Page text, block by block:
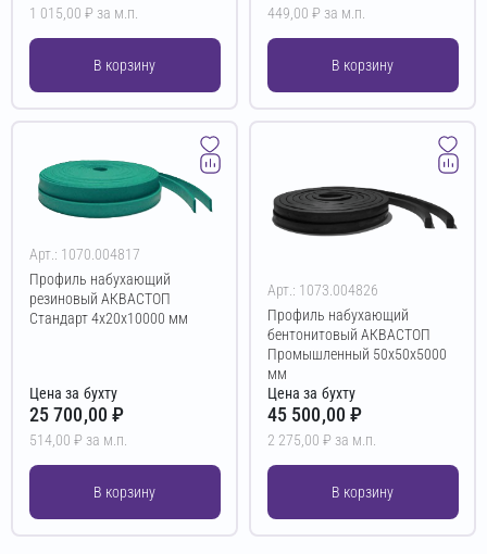
1 015,00 ₽ за м.п.
В корзину
449,00 ₽ за м.п.
В корзину
Арт.: 1070.004817
Профиль набухающий
резиновый АКВАСТОП
Стандарт 4х20х10000 мм
Цена за бухту
25 700,00 ₽
514,00 ₽ за м.п.
В корзину
Арт.: 1073.004826
Профиль набухающий
бентонитовый АКВАСТОП
Промышленный 50х50х5000
мм
Цена за бухту
45 500,00 ₽
2 275,00 ₽ за м.п.
В корзину